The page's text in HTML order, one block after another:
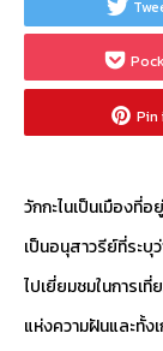
Pin
วักกะไนเป็นเมืองที่
เป็นอนุสาวรีย์ที่ระบุ
ไปเยี่ยมชมในการเที่
แห่งความฝันและทั้ง